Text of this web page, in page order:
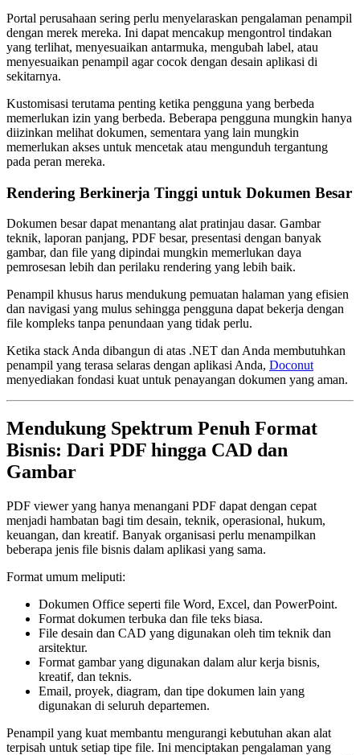
Portal perusahaan sering perlu menyelaraskan pengalaman penampil
dengan merek mereka. Ini dapat mencakup mengontrol tindakan
yang terlihat, menyesuaikan antarmuka, mengubah label, atau
menyesuaikan penampil agar cocok dengan desain aplikasi di
sekitarnya.
Kustomisasi terutama penting ketika pengguna yang berbeda
memerlukan izin yang berbeda. Beberapa pengguna mungkin hanya
diizinkan melihat dokumen, sementara yang lain mungkin
memerlukan akses untuk mencetak atau mengunduh tergantung
pada peran mereka.
Rendering Berkinerja Tinggi untuk Dokumen Besar
Dokumen besar dapat menantang alat pratinjau dasar. Gambar
teknik, laporan panjang, PDF besar, presentasi dengan banyak
gambar, dan file yang dipindai mungkin memerlukan daya
pemrosesan lebih dan perilaku rendering yang lebih baik.
Penampil khusus harus mendukung pemuatan halaman yang efisien
dan navigasi yang mulus sehingga pengguna dapat bekerja dengan
file kompleks tanpa penundaan yang tidak perlu.
Ketika stack Anda dibangun di atas .NET dan Anda membutuhkan
penampil yang terasa selaras dengan aplikasi Anda, Doconut
menyediakan fondasi kuat untuk penayangan dokumen yang aman.
Mendukung Spektrum Penuh Format
Bisnis: Dari PDF hingga CAD dan
Gambar
PDF viewer yang hanya menangani PDF dapat dengan cepat
menjadi hambatan bagi tim desain, teknik, operasional, hukum,
keuangan, dan kreatif. Banyak organisasi perlu menampilkan
beberapa jenis file bisnis dalam aplikasi yang sama.
Format umum meliputi:
Dokumen Office seperti file Word, Excel, dan PowerPoint.
Format dokumen terbuka dan file teks biasa.
File desain dan CAD yang digunakan oleh tim teknik dan
arsitektur.
Format gambar yang digunakan dalam alur kerja bisnis,
kreatif, dan teknis.
Email, proyek, diagram, dan tipe dokumen lain yang
digunakan di seluruh departemen.
Penampil yang kuat membantu mengurangi kebutuhan akan alat
terpisah untuk setiap tipe file. Ini menciptakan pengalaman yang